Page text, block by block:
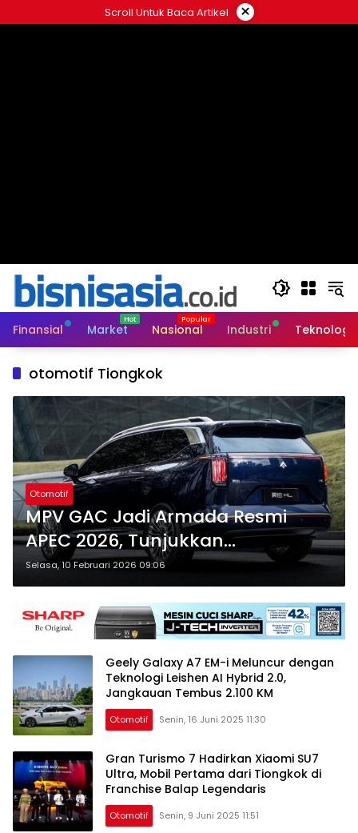
ke
Scroll Untuk Baca Artikel ×
Finansial Market Nasional Industri Teknologi
otomotif Tiongkok
Otomotif
MPV GAC Jadi Armada Resmi
APEC 2026, Tunjukkan
Keunggulan Otomotif Tiongkok
Selasa, 10 Februari 2026 09:06
Geely Galaxy A7 EM-i Meluncur dengan
Teknologi Leishen AI Hybrid 2.0,
Jangkauan Tembus 2.100 KM
Otomotif Senin, 16 Juni 2025 11:30
Gran Turismo 7 Hadirkan Xiaomi SU7
Ultra, Mobil Pertama dari Tiongkok di
Franchise Balap Legendaris
Otomotif Senin, 9 Juni 2025 11:51